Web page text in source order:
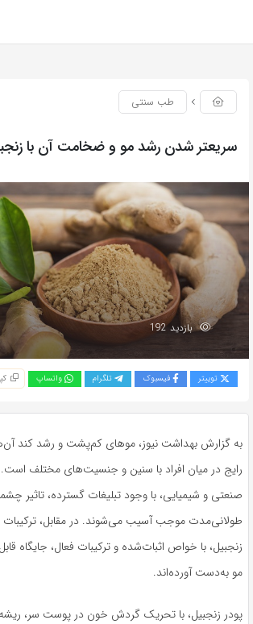
طب سنتی
سریعتر شدن رشد مو و ضخامت آن با
بازدید 192
توییتر فیسبوک تلگرام واتساپ
به گزارش بهداشت نیوز، موهای کم‌پشت و رشد کند
رایج در میان افراد با سنین و جنسیت‌های مختلف
صنعتی و شیمیایی، با وجود تبلیغات گسترده، تاثیر
طولانی‌مدت موجب آسیب می‌شوند. در مقابل، ترکیبات
زنجبیل، با خواص اثبات‌شده و ترکیبات فعال، جایگاه
مو به‌دست آورده‌اند.
پودر زنجبیل، با تحریک گردش خون در پوست سر،